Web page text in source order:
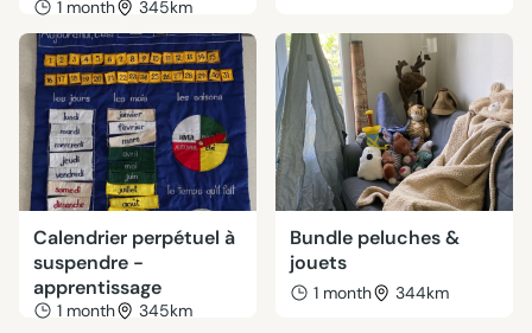
1 month 345km
Calendrier perpétuel à
suspendre -
apprentissage
1 month 345km
Bundle peluches &
jouets
1 month 344km